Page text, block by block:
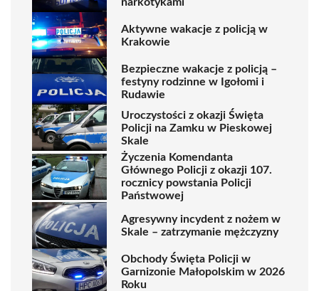
Aktywne wakacje z policją w
Krakowie
Bezpieczne wakacje z policją –
festyny rodzinne w Igołomi i
Rudawie
Uroczystości z okazji Święta
Policji na Zamku w Pieskowej
Skale
Życzenia Komendanta
Głównego Policji z okazji 107.
rocznicy powstania Policji
Państwowej
Agresywny incydent z nożem w
Skale – zatrzymanie mężczyzny
Obchody Święta Policji w
Garnizonie Małopolskim w 2026
Roku